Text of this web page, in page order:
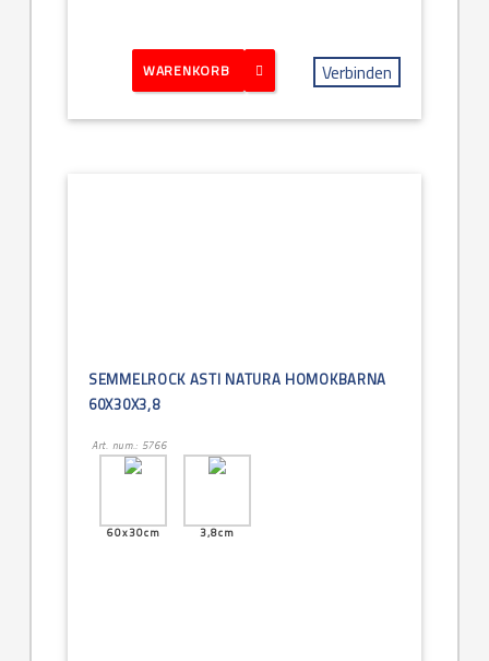
WARENKORB Verbinden
SEMMELROCK ASTI NATURA HOMOKBARNA
60X30X3,8
Art. num.: 5766
60x30cm 3,8cm